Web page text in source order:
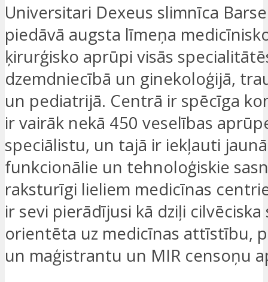
Universitari Dexeus slimnīca
piedāvā augsta līmeņa
ķirurģisko aprūpi visās
dzemdniecībā un ginekoloģijā,
un pediatrijā. Centrā ir spēcīga
ir vairāk nekā 450 veselības
speciālistu, un tajā ir iekļauti
funkcionālie un tehnoloģiskie
raksturīgi lieliem medicīnas
ir sevi pierādījusi kā dziļi cilvēciska
orientēta uz medicīnas attīstību,
un maģistrantu un MIR censoņu